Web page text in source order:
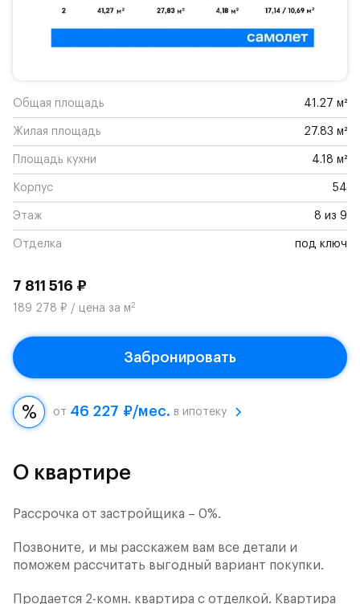
Общая площадь 41.27 м²
Жилая площадь 27.83 м²
Площадь кухни 4.18 м²
Корпус 54
Этаж 8 из 9
Отделка под ключ
7 811 516 ₽
189 278 ₽ / цена за м2
Забронировать
от 46 227 ₽/мес. в ипотеку
О квартире
Рассрочка от застройщика – 0%.
Позвоните, и мы расскажем вам все детали и
поможем рассчитать выгодный вариант покупки.
Продается 2-комн. квартира с отделкой. Квартира